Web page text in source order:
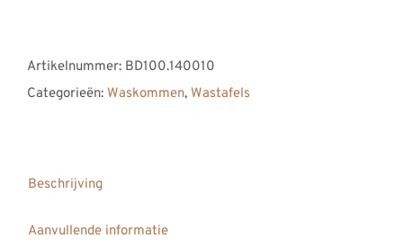
/
wastafel
aantal
Artikelnummer: BD100.140010
Categorieën: Waskommen, Wastafels
Beschrijving
Aanvullende informatie